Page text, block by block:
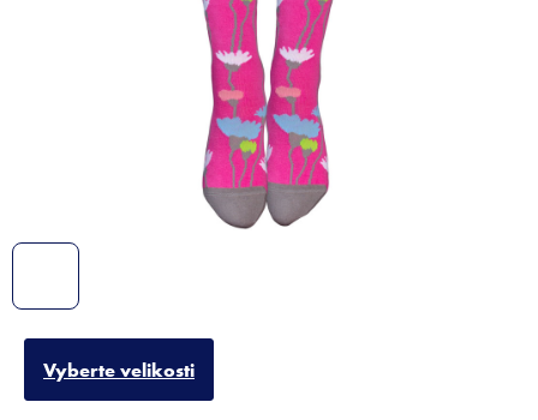
Vyberte velikosti